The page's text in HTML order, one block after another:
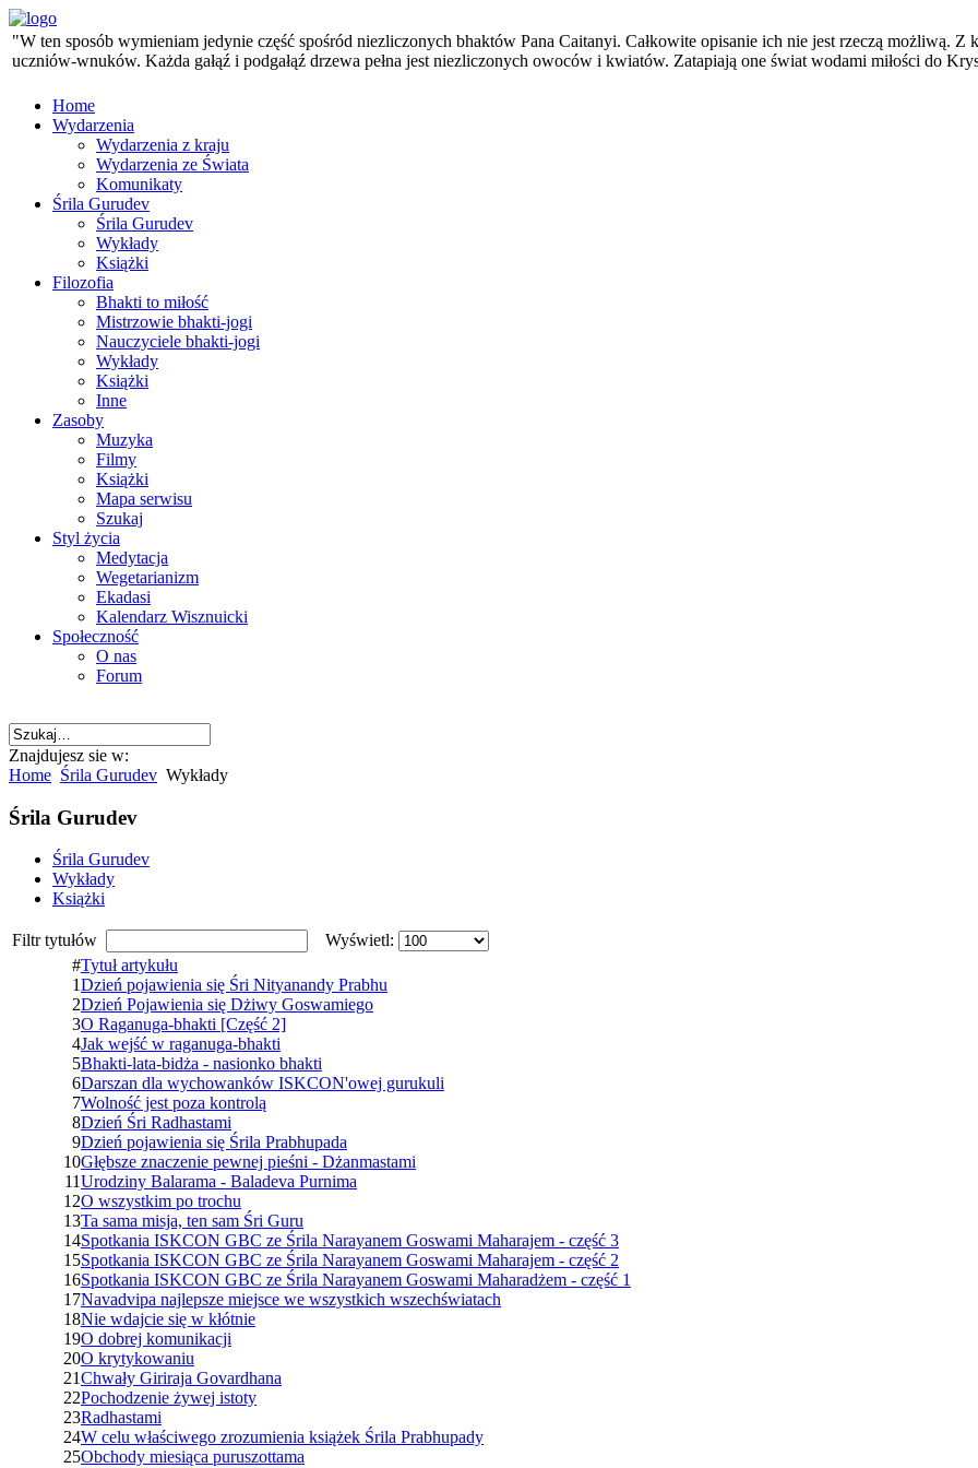
"W ten sposób wymieniam jedynie część spośród niezliczonych bhaktów Pana Caitanyi. Całkowite opisanie ich nie jest rzeczą możliwą. Z
uczniów-wnuków. Każda gałąź i podgałąź drzewa pełna jest niezliczonych owoców i kwiatów. Zatapiają one świat wodami miłości do
Home
Wydarzenia
Wydarzenia z kraju
Wydarzenia ze Świata
Komunikaty
Śrila Gurudev
Śrila Gurudev
Wykłady
Książki
Filozofia
Bhakti to miłość
Mistrzowie bhakti-jogi
Nauczyciele bhakti-jogi
Wykłady
Książki
Inne
Zasoby
Muzyka
Filmy
Książki
Mapa serwisu
Szukaj
Styl życia
Medytacja
Wegetarianizm
Ekadasi
Kalendarz Wisznuicki
Społeczność
O nas
Forum
Znajdujesz sie w:
Home Śrila Gurudev Wykłady
Śrila Gurudev
Śrila Gurudev
Wykłady
Książki
Filtr tytułów
Wyświetl:
#Tytuł artykułu
1Dzień pojawienia się Śri Nityanandy Prabhu
2Dzień Pojawienia się Dżiwy Goswamiego
3O Raganuga-bhakti [Część 2]
4Jak wejść w raganuga-bhakti
5Bhakti-lata-bidża - nasionko bhakti
6Darszan dla wychowanków ISKCON'owej gurukuli
7Wolność jest poza kontrolą
8Dzień Śri Radhastami
9Dzień pojawienia się Śrila Prabhupada
10Głębsze znaczenie pewnej pieśni - Dżanmastami
11Urodziny Balarama - Baladeva Purnima
12O wszystkim po trochu
13Ta sama misja, ten sam Śri Guru
14Spotkania ISKCON GBC ze Śrila Narayanem Goswami Maharajem - część 3
15Spotkania ISKCON GBC ze Śrila Narayanem Goswami Maharajem - część 2
16Spotkania ISKCON GBC ze Śrila Narayanem Goswami Maharadżem - część 1
17Navadvipa najlepsze miejsce we wszystkich wszechświatach
18Nie wdajcie się w kłótnie
19O dobrej komunikacji
20O krytykowaniu
21Chwały Giriraja Govardhana
22Pochodzenie żywej istoty
23Radhastami
24W celu właściwego zrozumienia książek Śrila Prabhupady
25Obchody miesiąca puruszottama